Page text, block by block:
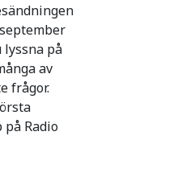
lyssna på
av
frågor.
Radio